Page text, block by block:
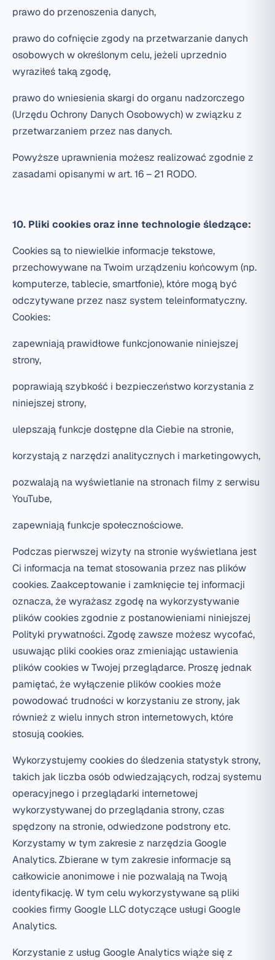
prawo do przenoszenia danych,
prawo do cofnięcie zgody na przetwarzanie danych
osobowych w określonym celu, jeżeli uprzednio
wyraziłeś taką zgodę,
prawo do wniesienia skargi do organu nadzorczego
(Urzędu Ochrony Danych Osobowych) w związku z
przetwarzaniem przez nas danych.
Powyższe uprawnienia możesz realizować zgodnie z
zasadami opisanymi w art. 16 – 21 RODO.
10. Pliki cookies oraz inne technologie śledzące:
Cookies są to niewielkie informacje tekstowe,
przechowywane na Twoim urządzeniu końcowym (np.
komputerze, tablecie, smartfonie), które mogą być
odczytywane przez nasz system teleinformatyczny.
Cookies:
zapewniają prawidłowe funkcjonowanie niniejszej
strony,
poprawiają szybkość i bezpieczeństwo korzystania z
niniejszej strony,
ulepszają funkcje dostępne dla Ciebie na stronie,
korzystają z narzędzi analitycznych i marketingowych,
pozwalają na wyświetlanie na stronach filmy z serwisu
YouTube,
zapewniają funkcje społecznościowe.
Podczas pierwszej wizyty na stronie wyświetlana jest
Ci informacja na temat stosowania przez nas plików
cookies. Zaakceptowanie i zamknięcie tej informacji
oznacza, że wyrażasz zgodę na wykorzystywanie
plików cookies zgodnie z postanowieniami niniejszej
Polityki prywatności. Zgodę zawsze możesz wycofać,
usuwając pliki cookies oraz zmieniając ustawienia
plików cookies w Twojej przeglądarce. Proszę jednak
pamiętać, że wyłączenie plików cookies może
powodować trudności w korzystaniu ze strony, jak
również z wielu innych stron internetowych, które
stosują cookies.
Wykorzystujemy cookies do śledzenia statystyk strony,
takich jak liczba osób odwiedzających, rodzaj systemu
operacyjnego i przeglądarki internetowej
wykorzystywanej do przeglądania strony, czas
spędzony na stronie, odwiedzone podstrony etc.
Korzystamy w tym zakresie z narzędzia Google
Analytics. Zbierane w tym zakresie informacje są
całkowicie anonimowe i nie pozwalają na Twoją
identyfikację. W tym celu wykorzystywane są pliki
cookies firmy Google LLC dotyczące usługi Google
Analytics.
Korzystanie z usług Google Analytics wiąże się z